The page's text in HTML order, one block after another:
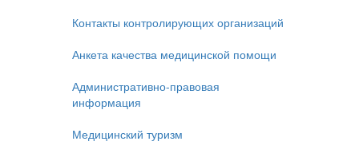
Контакты контролирующих организаций
Анкета качества медицинской помощи
Административно-правовая
информация
Медицинский туризм